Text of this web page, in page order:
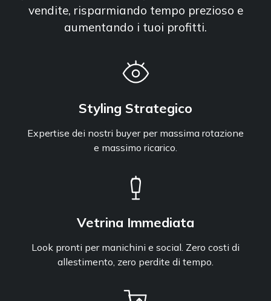
vendite, risparmiando tempo prezioso e
aumentando i tuoi profitti.
Styling Strategico
Expertise dei nostri buyer per massima rotazione
e massimo ricarico.
Vetrina Immediata
Look pronti per manichini e social. Zero costi di
allestimento, zero perdite di tempo.